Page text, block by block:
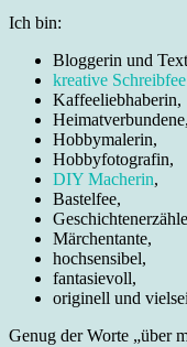
Ich bin:
Bloggerin und
kreative Schreibfee
Kaffeeliebhaberin,
Heimatverbundene,
Hobbymalerin,
Hobbyfotografin,
DIY Macherin,
Bastelfee,
Märchentante,
hochsensibel,
fantasievoll,
originell und
Genug der Worte „über